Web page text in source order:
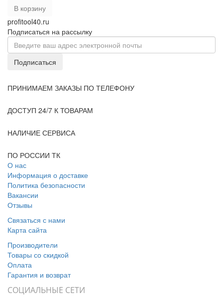
В корзину
profitool40.ru
Подписаться на рассылку
Подписаться
ПРИНИМАЕМ ЗАКАЗЫ ПО ТЕЛЕФОНУ
ДОСТУП 24/7 К ТОВАРАМ
НАЛИЧИЕ СЕРВИСА
ПО РОССИИ ТК
О нас
Информация о доставке
Политика безопасности
Вакансии
Отзывы
Связаться с нами
Карта сайта
Производители
Товары со скидкой
Оплата
Гарантия и возврат
СОЦИАЛЬНЫЕ СЕТИ